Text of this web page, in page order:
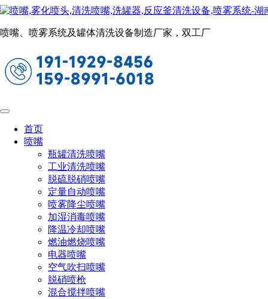
喷嘴、喷雾系统及罐体清洗设备制造厂家，双工厂
首页
喷嘴
瓶罐清洗喷嘴
工业清洗喷嘴
脱硫脱硝喷嘴
定量自动喷嘴
喷雾降尘喷嘴
加湿消毒喷嘴
降温冷却喷嘴
燃油燃烧喷嘴
电器喷嘴
空气吹扫喷嘴
脱硝喷枪
混合搅拌喷嘴
行业应用
1、脱硫脱硝
烟气治理环节。喷雾系统在这两个工艺中承担核心作用，通过
将化学试剂（如石灰浆液、氨水或尿素溶液）喷入烟气中，实
现高效反应和污染物去除。
氨水喷枪：用于将氨水或尿素溶液雾化后喷入烟气中，确保均
匀分布并与NOₓ充分反应。能将氨水雾化为20~80 μm的细小液
滴，提升与烟气的混合效率。常用于分解炉出口或回转窑尾
部，烟道中部或气流较集中的区域。